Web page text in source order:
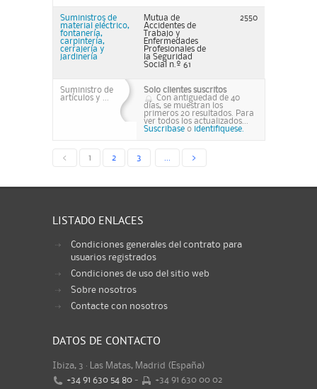
Suministros de
material eléctrico,
fontanería,
carpintería,
cerrajería y
jardinería
Mutua de
Accidentes de
Trabajo y
Enfermedades
Profesionales de
la Seguridad
Social n.º 61
2550
Suministro de
artículos y ...
Solo clientes suscritos
Con antiguedad de 40
días, se muestran los
primeros 20 resultados. Para
ver todos los actualizados...
Suscribase o identifiquese.
< 1 2 3 >
LISTADO ENLACES
Condiciones generales del contrato para
usuarios registrados
Condiciones de uso del sitio web
Sobre nosotros
Contacte con nosotros
DATOS DE CONTACTO
Ibiza, 3 · Las Matas, Madrid (España)
+34 91 630 54 80 - +34 91 630 00 02